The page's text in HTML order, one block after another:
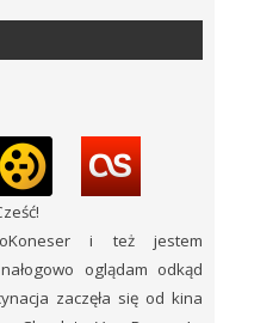
i też jestem
oglądam odkąd
zaczęła się od kina